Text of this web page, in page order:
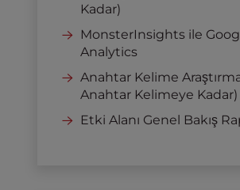
Kadar)
MonsterInsights ile
Analytics
Anahtar Kelime
Anahtar Kelimeye Kadar)
Etki Alanı Genel Bakış